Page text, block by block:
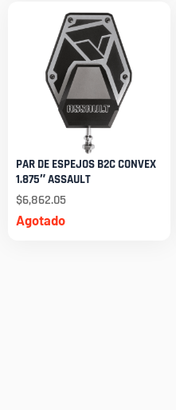
Agotado
PAR DE ESPEJOS B2C CONVEX
1.875″ ASSAULT
$6,862.05